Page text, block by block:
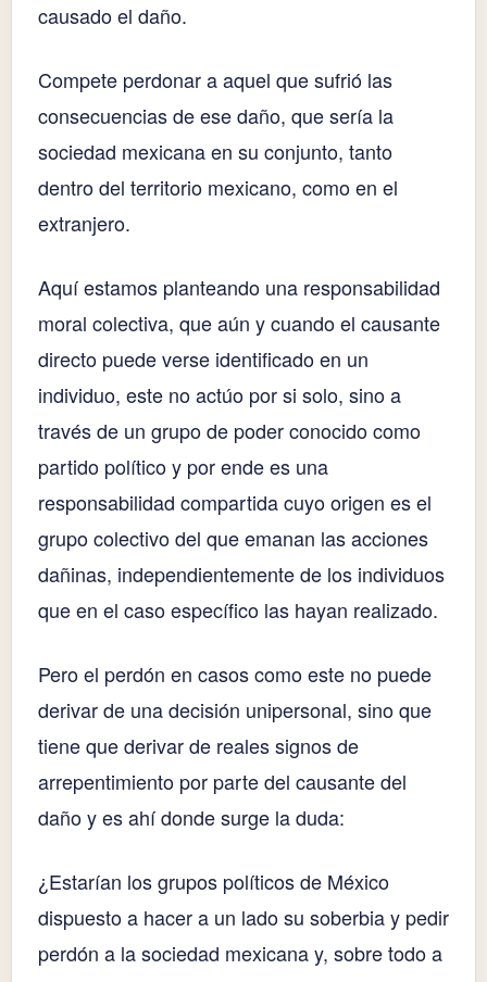
causado el daño.
Compete perdonar a aquel que sufrió las
consecuencias de ese daño, que sería la
sociedad mexicana en su conjunto, tanto
dentro del territorio mexicano, como en el
extranjero.
Aquí estamos planteando una responsabilidad
moral colectiva, que aún y cuando el causante
directo puede verse identificado en un
individuo, este no actúo por si solo, sino a
través de un grupo de poder conocido como
partido político y por ende es una
responsabilidad compartida cuyo origen es el
grupo colectivo del que emanan las acciones
dañinas, independientemente de los individuos
que en el caso específico las hayan realizado.
Pero el perdón en casos como este no puede
derivar de una decisión unipersonal, sino que
tiene que derivar de reales signos de
arrepentimiento por parte del causante del
daño y es ahí donde surge la duda:
¿Estarían los grupos políticos de México
dispuesto a hacer a un lado su soberbia y pedir
perdón a la sociedad mexicana y, sobre todo a